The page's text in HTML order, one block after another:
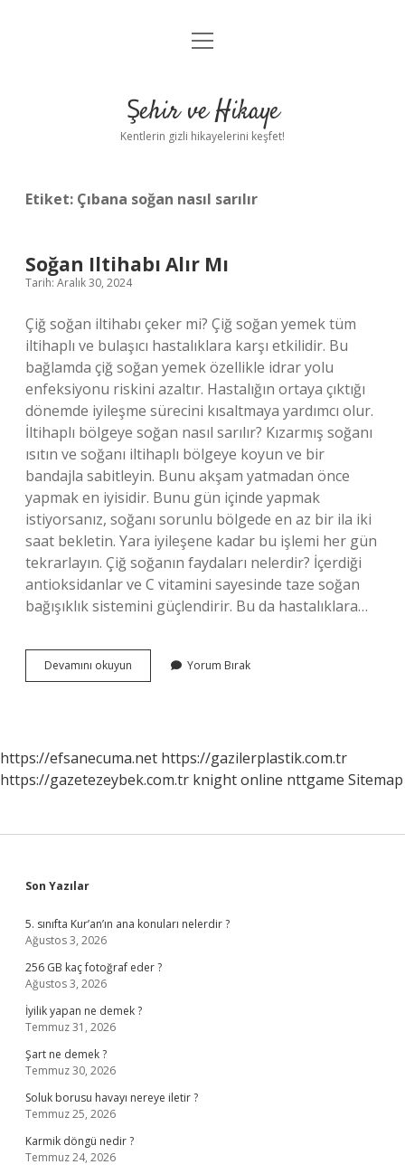
Anasayfa
Yasal Uyarı
menüyü
Şehir ve Hikaye
Kentlerin gizli hikayelerini keşfet!
Etiket: Çıbana soğan nasıl sarılır
Soğan Iltihabı Alır Mı
Tarih: Aralık 30, 2024
Çiğ soğan iltihabı çeker mi? Çiğ soğan yemek tüm
iltihaplı ve bulaşıcı hastalıklara karşı etkilidir. Bu
bağlamda çiğ soğan yemek özellikle idrar yolu
enfeksiyonu riskini azaltır. Hastalığın ortaya çıktığı
dönemde iyileşme sürecini kısaltmaya yardımcı olur.
İltihaplı bölgeye soğan nasıl sarılır? Kızarmış soğanı
ısıtın ve soğanı iltihaplı bölgeye koyun ve bir
bandajla sabitleyin. Bunu akşam yatmadan önce
yapmak en iyisidir. Bunu gün içinde yapmak
istiyorsanız, soğanı sorunlu bölgede en az bir ila iki
saat bekletin. Yara iyileşene kadar bu işlemi her gün
tekrarlayın. Çiğ soğanın faydaları nelerdir? İçerdiği
antioksidanlar ve C vitamini sayesinde taze soğan
bağışıklık sistemini güçlendirir. Bu da hastalıklara…
Devamını okuyun
Iltihabı
Yorum Bırak
https://efsanecuma.net https://gazilerplastik.com.tr
https://gazetezeybek.com.tr knight online nttgame Sitemap
Sidebar
Son Yazılar
5. sınıfta Kur’an’ın ana konuları nelerdir ?
Ağustos 3, 2026
256 GB kaç fotoğraf eder ?
Ağustos 3, 2026
İyilik yapan ne demek ?
Temmuz 31, 2026
Şart ne demek ?
Temmuz 30, 2026
Soluk borusu havayı nereye iletir ?
Temmuz 25, 2026
Karmik döngü nedir ?
Temmuz 24, 2026